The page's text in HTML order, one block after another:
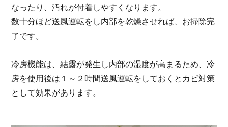
なったり、汚れが付着しやすくなります。
数十分ほど送風運転をし内部を乾燥させれば、お掃除完
了です。
冷房機能は、結露が発生し内部の湿度が高まるため、冷
房を使用後は１～２時間送風運転をしておくとカビ対策
として効果があります。